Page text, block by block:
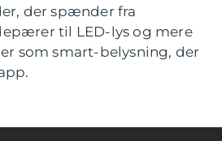
der spænder fra
til LED-lys og mere
som smart-belysning, der